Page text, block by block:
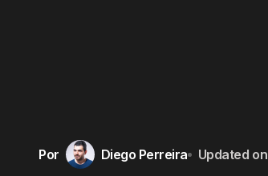
Por Diego Perreira Updated on